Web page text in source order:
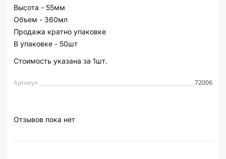
Высота - 55мм
Объем - 360мл
Продажа кратно упаковке
В упаковке - 50шт
Стоимость указана за 1шт.
Артикул 72006
Отзывов пока нет